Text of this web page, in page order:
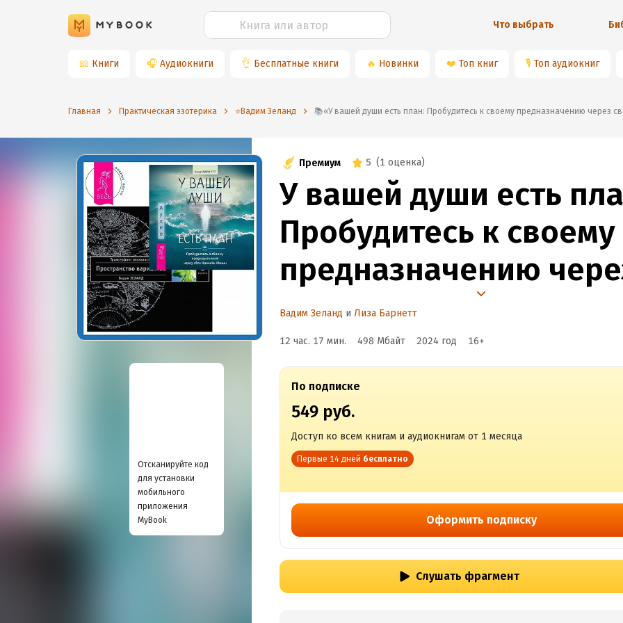
Что выбрать
📖 Книги 🎧 Аудиокниги 👌 Бесплатные книги 🔥 Новинки ❤️ Топ книг 🎙 Топ аудиокниг
Главная Практическая эзотерика ⭐️Вадим Зеланд 📚«У вашей души есть план: Пробудитесь к своему предназначению через
Отсканируйте код
для установки
мобильного
приложения
MyBook
Премиум 5 (1 оценка)
У вашей души есть
Пробудитесь к своему
предназначению
свои Хроники Акаши.
Трансерфинг
Ступень I
Вадим Зеланд и Лиза Барнетт
12 час. 17 мин. 498 Мбайт 2024 год 16+
По подписке
549 руб.
Доступ ко всем книгам и аудиокнигам от 1 месяца
Первые 14 дней бесплатно
Оформить подписку
Слушать фрагмент